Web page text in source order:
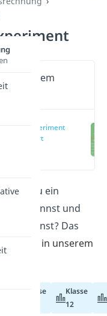
in diesem
Bernoulli Experiment
einfach erklärt
du ein
erkennst und
kannst? Das
und in unserem
Klasse
Klasse
12